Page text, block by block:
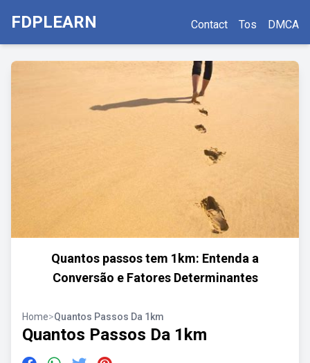
FDPLEARN Contact Tos DMCA
Quantos passos tem 1km: Entenda a
Conversão e Fatores Determinantes
Home>Quantos Passos Da 1km
Quantos Passos Da 1km